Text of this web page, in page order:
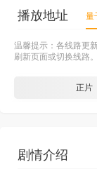
播放地址 量
温馨提示：各线路更
刷新页面或切换线路。
正片
剧情介绍